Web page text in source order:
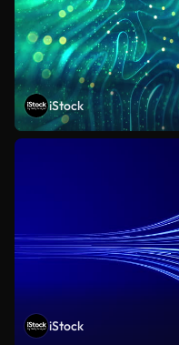
iStock
iStock